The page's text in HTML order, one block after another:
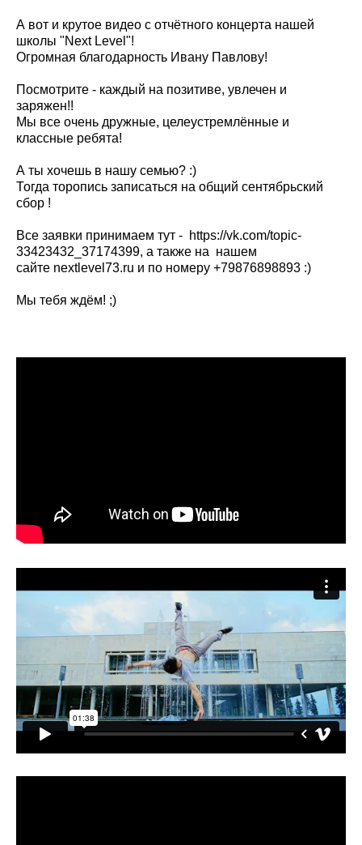
А вот и крутое видео с отчётного концерта нашей
школы "Next Level"!
Огромная благодарность Ивану Павлову!
Посмотрите - каждый на позитиве, увлечен и
заряжен!!
Мы все очень дружные, целеустремлённые и
классные ребята!
А ты хочешь в нашу семью? :)
Тогда торопись записаться на общий сентябрьский
сбор !
Все заявки принимаем тут - https://vk.com/topic-
33423432_37174399, а также на нашем
сайте nextlevel73.ru и по номеру +79876898893 :)
Мы тебя ждём! ;)